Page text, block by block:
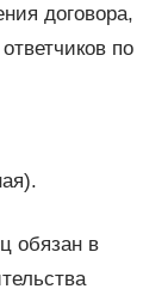
договора,
по
обязан в